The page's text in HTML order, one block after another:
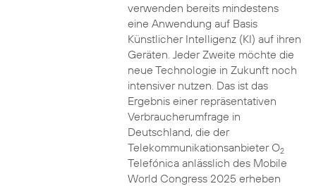
verwenden bereits mindestens
eine Anwendung auf Basis
Künstlicher Intelligenz (KI) auf ihren
Geräten. Jeder Zweite möchte die
neue Technologie in Zukunft noch
intensiver nutzen. Das ist das
Ergebnis einer repräsentativen
Verbraucherumfrage in
Deutschland, die der
Telekommunikationsanbieter O2
Telefónica anlässlich des Mobile
World Congress 2025 erheben